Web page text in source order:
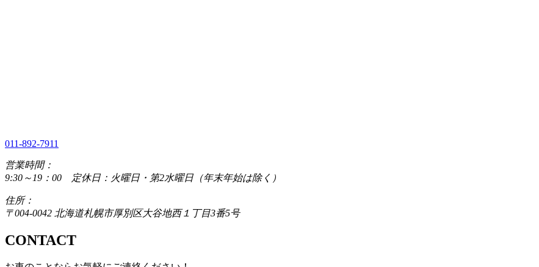
011-892-7911
営業時間：
9:30～19：00 定休日：火曜日・第2水曜日（年末年始は除く）
住所：
〒004-0042 北海道札幌市厚別区大谷地西１丁目3番5号
CONTACT